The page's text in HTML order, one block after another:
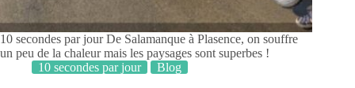
10 secondes par jour De Salamanque à Plasence, on souffre
un peu de la chaleur mais les paysages sont superbes !
10 secondes par jour
Blog